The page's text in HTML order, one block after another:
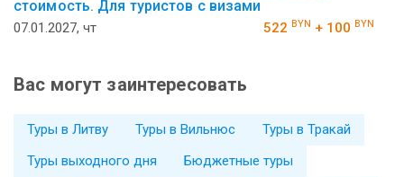
стоимость. Для туристов с визами
07.01.2027, чт 522 BYN + 100 BYN
Вас могут заинтересовать
Туры в Литву Туры в Вильнюс
Туры в Тракай
Туры выходного дня
Бюджетные туры